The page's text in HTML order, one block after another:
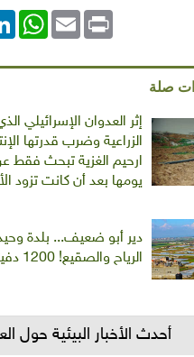
Email Print
صلة
إثر العدوان الإسرائيلي
الزراعية وضرب قدرتها
ارحيم الغزية تبحث فقط
يومها بعد أن كانت تزود
دير أبو ضعيف... بلدة
الرياح والصقيع! 1200 دفيئة لـ800 أسرة
أحدث الأخبار البيئية حول